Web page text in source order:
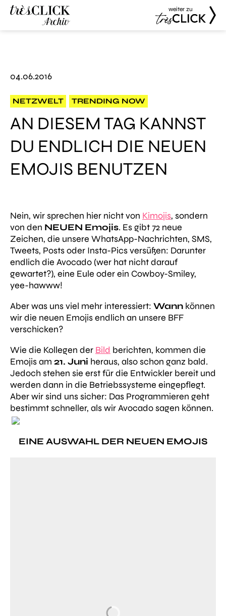
weiter zu
04.06.2016
NETZWELT TRENDING NOW
AN DIESEM TAG KANNST
DU ENDLICH DIE NEUEN
EMOJIS BENUTZEN
Nein, wir sprechen hier nicht von Kimojis, sondern
von den NEUEN Emojis. Es gibt 72 neue
Zeichen, die unsere WhatsApp-Nachrichten, SMS,
Tweets, Posts oder Insta-Pics versüßen: Darunter
endlich die Avocado (wer hat nicht darauf
gewartet?), eine Eule oder ein Cowboy-Smiley,
yee-hawww!
Aber was uns viel mehr interessiert: Wann können
wir die neuen Emojis endlich an unsere BFF
verschicken?
Wie die Kollegen der Bild berichten, kommen die
Emojis am 21. Juni heraus, also schon ganz bald.
Jedoch stehen sie erst für die Entwickler bereit und
werden dann in die Betriebssysteme eingepflegt.
Aber wir sind uns sicher: Das Programmieren geht
bestimmt schneller, als wir Avocado sagen können.
EINE AUSWAHL DER NEUEN EMOJIS